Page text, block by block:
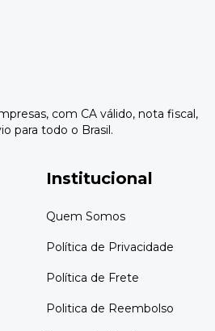
com CA válido, nota fiscal,
para todo o Brasil.
Institucional
Quem Somos
Política de Privacidade
Política de Frete
Politica de Reembolso